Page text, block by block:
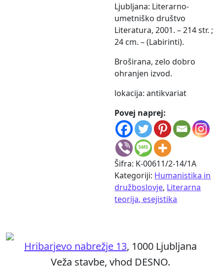
Ljubljana: Literarno-
umetniško društvo
Literatura, 2001. – 214 str. ;
24 cm. – (Labirinti).
Broširana, zelo dobro
ohranjen izvod.
lokacija: antikvariat
Povej naprej:
Šifra: K-00611/2-14/1A
Kategoriji: Humanistika in
družboslovje, Literarna
teorija, esejistika
Hribarjevo nabrežje 13, 1000 Ljubljana
Veža stavbe, vhod DESNO.